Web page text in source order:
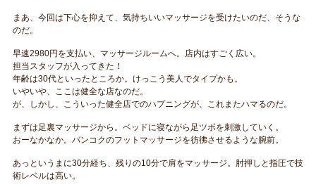
まあ、今回は下心を抑えて、気持ちいいマッサージを受けたいのだ、そうな
のだ。
早速2980円を支払い、マッサージルームへ。店内はすごく広い。
担当スタッフが入ってきた！
年齢は30代といったところか。けっこう美人でタイプかも。
いやいや、ここは健全な店なのだ。
が、しかし、こういった健全店でのハプニングが、これまたハマるのだ。
まずは足裏マッサージから。ベッドに寝ながら足ツボを刺激していく。
おーなかなか。バンコクのフットマッサージを彷彿させるような腕前。
あっというまに30分経ち、残りの10分で肩をマッサージ。肘押しと指圧で技
術レベルは高い。